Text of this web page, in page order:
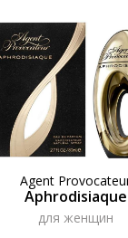
Agent
Aphrodisiaque
для женщин